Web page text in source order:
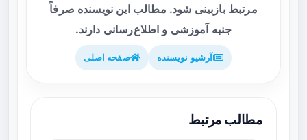
مرتبط بازبینی شود. مطالب این نویسنده صرفاً
جنبه آموزشی و اطلاع‌رسانی دارند.
آرشیو نویسنده صفحه اصلی
مطالب مرتبط